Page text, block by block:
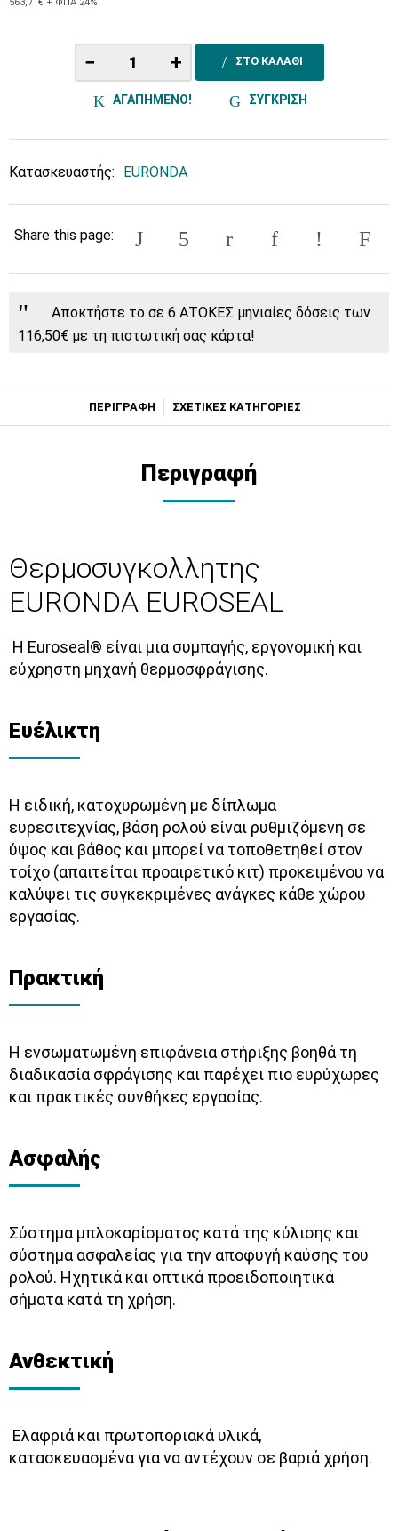
− + ΣΤΟ ΚΑΛΑΘΙ
ΑΓΑΠΗΜΕΝΟ! ΣΥΓΚΡΙΣΗ
Κατασκευαστής: EURONDA
Share this page:
Αποκτήστε το σε 6 ΑΤΟΚΕΣ μηνιαίες δόσεις των
116,50€ με τη πιστωτική σας κάρτα!
ΠΕΡΙΓΡΑΦΗ ΣΧΕΤΙΚΕΣ ΚΑΤΗΓΟΡΙΕΣ
Περιγραφή
Θερμοσυγκολλητης
EURONDA EUROSEAL
Η Euroseal® είναι μια συμπαγής, εργονομική και
εύχρηστη μηχανή θερμοσφράγισης.
Ευέλικτη
Η ειδική, κατοχυρωμένη με δίπλωμα
ευρεσιτεχνίας, βάση ρολού είναι ρυθμιζόμενη σε
ύψος και βάθος και μπορεί να τοποθετηθεί στον
τοίχο (απαιτείται προαιρετικό κιτ) προκειμένου να
καλύψει τις συγκεκριμένες ανάγκες κάθε χώρου
εργασίας.
Πρακτική
Η ενσωματωμένη επιφάνεια στήριξης βοηθά τη
διαδικασία σφράγισης και παρέχει πιο ευρύχωρες
και πρακτικές συνθήκες εργασίας.
Ασφαλής
Σύστημα μπλοκαρίσματος κατά της κύλισης και
σύστημα ασφαλείας για την αποφυγή καύσης του
ρολού. Ηχητικά και οπτικά προειδοποιητικά
σήματα κατά τη χρήση.
Ανθεκτική
Ελαφριά και πρωτοποριακά υλικά,
κατασκευασμένα για να αντέχουν σε βαριά χρήση.